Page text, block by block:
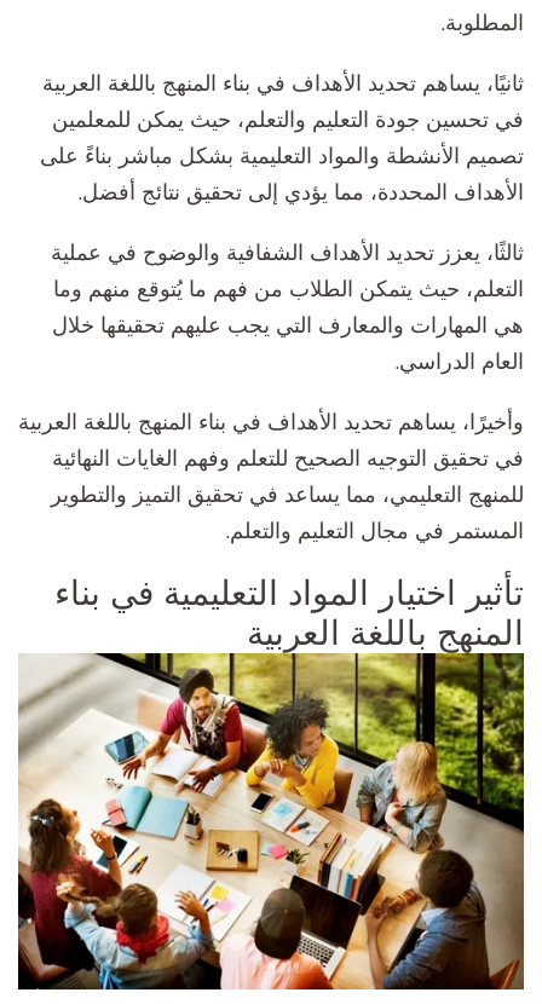
المطلوبة.
ثانيًا، يساهم تحديد الأهداف في بناء المنهج باللغة العربية
في تحسين جودة التعليم والتعلم، حيث يمكن للمعلمين
تصميم الأنشطة والمواد التعليمية بشكل مباشر بناءً على
الأهداف المحددة، مما يؤدي إلى تحقيق نتائج أفضل.
ثالثًا، يعزز تحديد الأهداف الشفافية والوضوح في عملية
التعلم، حيث يتمكن الطلاب من فهم ما يُتوقع منهم وما
هي المهارات والمعارف التي يجب عليهم تحقيقها خلال
العام الدراسي.
وأخيرًا، يساهم تحديد الأهداف في بناء المنهج باللغة العربية
في تحقيق التوجيه الصحيح للتعلم وفهم الغايات النهائية
للمنهج التعليمي، مما يساعد في تحقيق التميز والتطوير
المستمر في مجال التعليم والتعلم.
تأثير اختيار المواد التعليمية في بناء
المنهج باللغة العربية